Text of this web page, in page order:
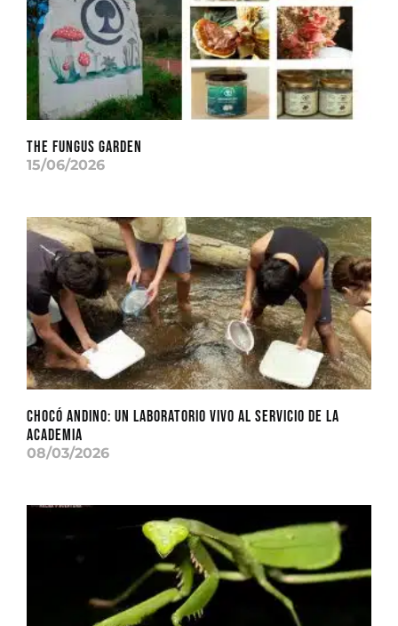
THE FUNGUS GARDEN
15/06/2026
CHOCÓ ANDINO: Un laboratorio vivo al servicio de la
academia
08/03/2026